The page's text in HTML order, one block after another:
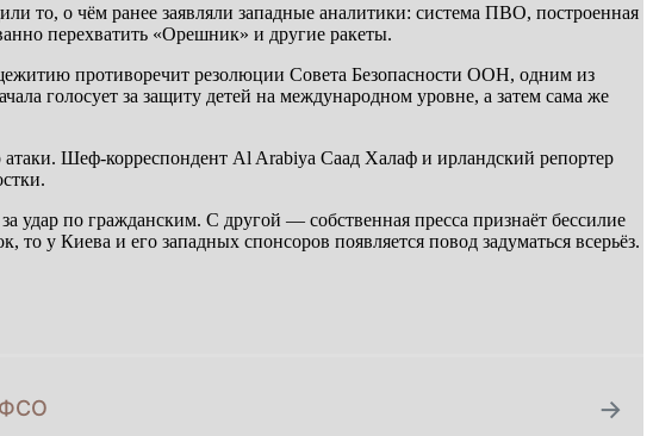
то, о чём ранее заявляли западные аналитики: система ПВО, построенная
перехватить «Орешник» и другие ракеты.
противоречит резолюции Совета Безопасности ООН, одним из
голосует за защиту детей на международном уровне, а затем сама же
Шеф-корреспондент Al Arabiya Саад Халаф и ирландский репортер
по гражданским. С другой — собственная пресса признаёт бессилие
Киева и его западных спонсоров появляется повод задуматься всерьёз.
ФСО →